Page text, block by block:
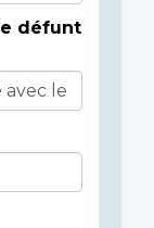
défunt